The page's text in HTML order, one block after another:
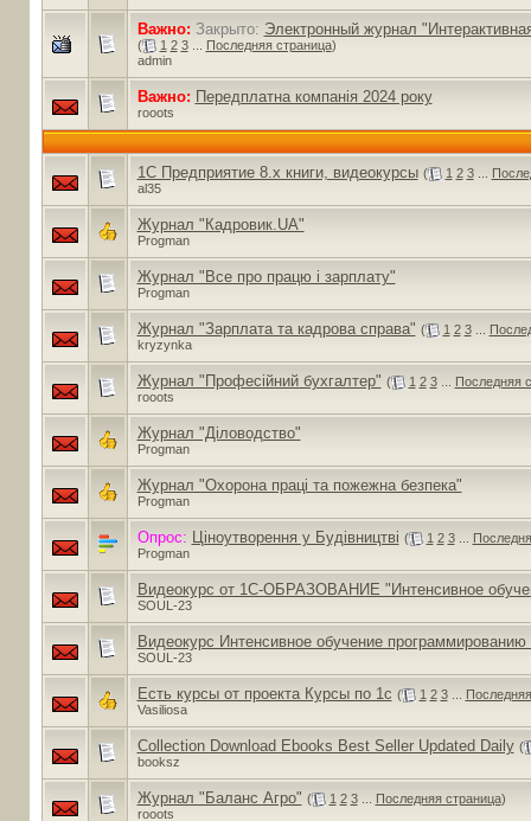
Важно: Закрыто: Электронный журнал
( 1 2 3... Последняя страница)
admin
Важно: Передплатна компанія 2024 року
rooots
1С Предприятие 8.х книги, видеокурсы ( 1 2 3...
al35
Журнал "Кадровик.UA"
Progman
Журнал "Все про працю і зарплату"
Progman
Журнал "Зарплата та кадрова справа" ( 1 2 3...
kryzynka
Журнал "Професійний бухгалтер" ( 1 2 3...
Последняя
rooots
Журнал "Діловодство"
Progman
Журнал "Охорона праці та пожежна безпека"
Progman
Опрос: Ціноутворення у Будівництві ( 1 2 3...
Progman
Видеокурс от 1C-ОБРАЗОВАНИЕ "Интенсивное
SOUL-23
Видеокурс Интенсивное обучение
SOUL-23
Есть курсы от проекта Курсы по 1с ( 1 2 3...
Vasiliosa
Collection Download Ebooks Best Seller Updated Daily (
booksz
Журнал "Баланс Агро" ( 1 2 3... Последняя страница)
rooots